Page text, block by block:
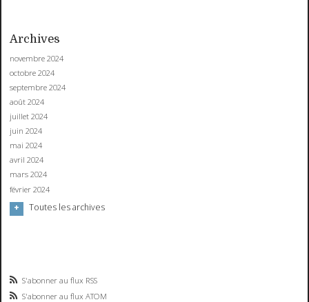
Archives
novembre 2024
octobre 2024
septembre 2024
août 2024
juillet 2024
juin 2024
mai 2024
avril 2024
mars 2024
février 2024
Toutes les archives
S'abonner au flux RSS
S'abonner au flux ATOM